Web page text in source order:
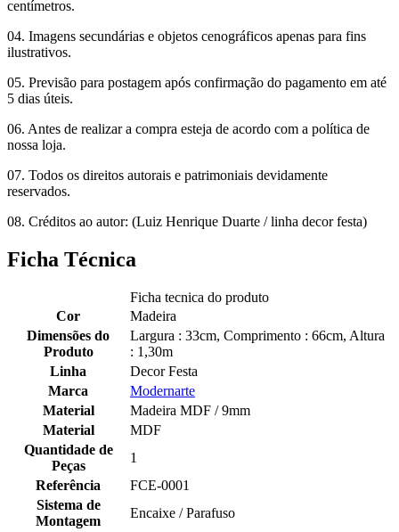
centímetros.
04. Imagens secundárias e objetos cenográficos apenas para fins
ilustrativos.
05. Previsão para postagem após confirmação do pagamento em até
5 dias úteis.
06. Antes de realizar a compra esteja de acordo com a política de
nossa loja.
07. Todos os direitos autorais e patrimoniais devidamente
reservados.
08. Créditos ao autor: (Luiz Henrique Duarte / linha decor festa)
Ficha Técnica
Ficha tecnica do produto
Cor
Madeira
Dimensões do
Produto
Largura : 33cm, Comprimento : 66cm, Altura
: 1,30m
Linha
Decor Festa
Marca
Modernarte
Material
Madeira MDF / 9mm
Material
MDF
Quantidade de
Peças
1
Referência
FCE-0001
Sistema de
Montagem
Encaixe / Parafuso